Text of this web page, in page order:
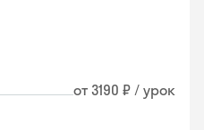
от 3190 ₽ / урок